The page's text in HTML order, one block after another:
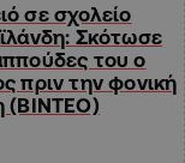
σε σχολείο
Σκότωσε
του ο
πριν την φονική
(ΒΙΝΤΕΟ)